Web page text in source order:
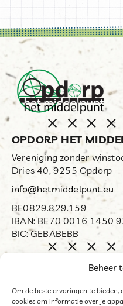
Beheer
Om de beste ervaringen te
cookies om informatie over je
OPDORP HET
Vereniging zonder
Dries 40, 9255 Opdorp
info@hetmiddelpunt.eu
BE0829.829.159
IBAN: BE70 0016 1450
BIC: GEBABEBB
Restart